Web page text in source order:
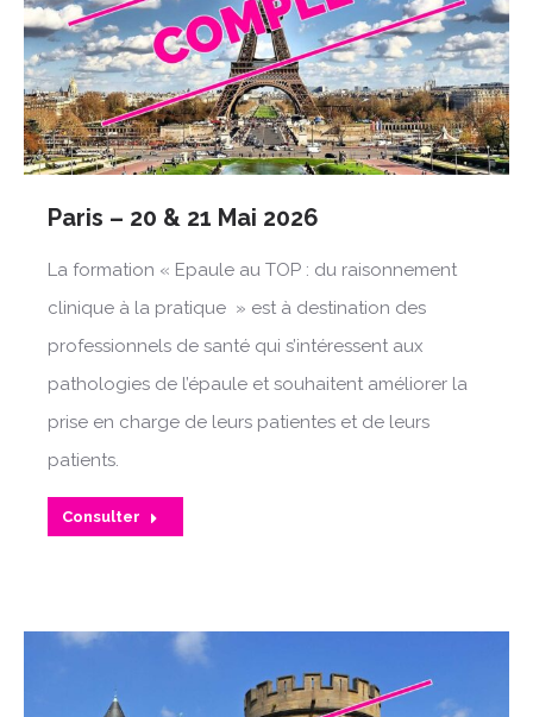
Paris – 20 & 21 Mai 2026
La formation « Epaule au TOP : du raisonnement
clinique à la pratique » est à destination des
professionnels de santé qui s’intéressent aux
pathologies de l’épaule et souhaitent améliorer la
prise en charge de leurs patientes et de leurs
patients.
Consulter